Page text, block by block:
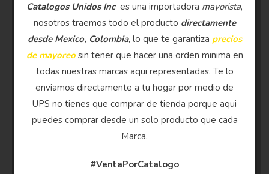
Catalogos Unidos Inc es una importadora mayorista,
nosotros traemos todo el producto directamente
desde Mexico, Colombia, lo que te garantiza precios
de mayoreosin tener que hacer una orden minima en
todas nuestras marcas aqui representadas. Te lo
enviamos directamente a tu hogar por medio de
UPS no tienes que comprar de tienda porque aqui
puedes comprar desde un solo producto que cada
Marca.
#VentaPorCatalogo